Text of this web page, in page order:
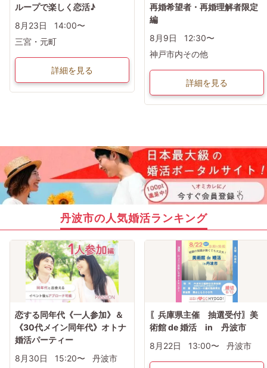
ループで楽しく恋活♪
8月23日
14:00〜
三宮・元町
詳細を見る
再婚希望者・再婚理解者限定
編
8月9日
12:30〜
神戸市内その他
詳細を見る
丹波市の人気婚活ランキング
恋する同年代《一人参加》＆
《30代メイン同年代》オトナ
婚活パーティー
8月30日
15:20〜 丹波市
〖兵庫県主催 抽選受付〗美
術館 de 婚活 in 丹波市
8月22日
13:00〜 丹波市